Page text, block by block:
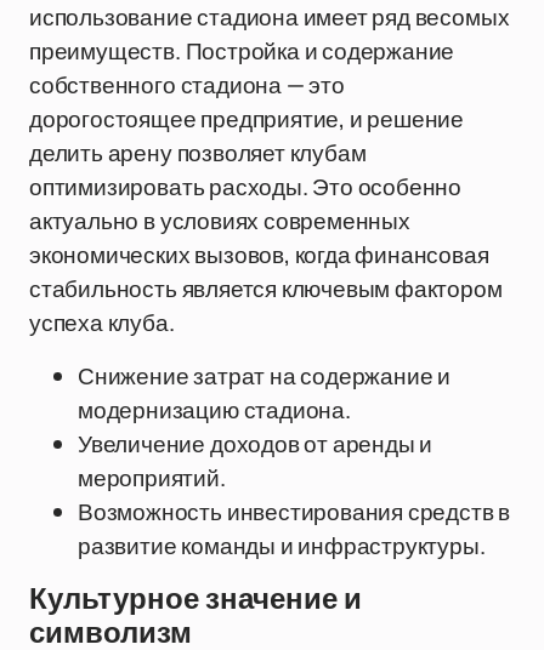
использование стадиона имеет ряд весомых
преимуществ. Постройка и содержание
собственного стадиона — это
дорогостоящее предприятие, и решение
делить арену позволяет клубам
оптимизировать расходы. Это особенно
актуально в условиях современных
экономических вызовов, когда финансовая
стабильность является ключевым фактором
успеха клуба.
Снижение затрат на содержание и
модернизацию стадиона.
Увеличение доходов от аренды и
мероприятий.
Возможность инвестирования средств в
развитие команды и инфраструктуры.
Культурное значение и
символизм